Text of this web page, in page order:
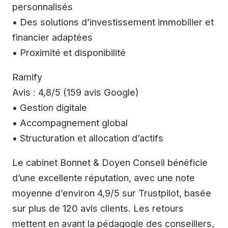
personnalisés
• Des solutions d’investissement immobilier et
financier adaptées
• Proximité et disponibilité
Ramify
Avis : 4,8/5 (159 avis Google)
• Gestion digitale
• Accompagnement global
• Structuration et allocation d’actifs
Le cabinet Bonnet & Doyen Conseil bénéficie
d’une excellente réputation, avec une note
moyenne d’environ 4,9/5 sur Trustpilot, basée
sur plus de 120 avis clients. Les retours
mettent en avant la pédagogie des conseillers,